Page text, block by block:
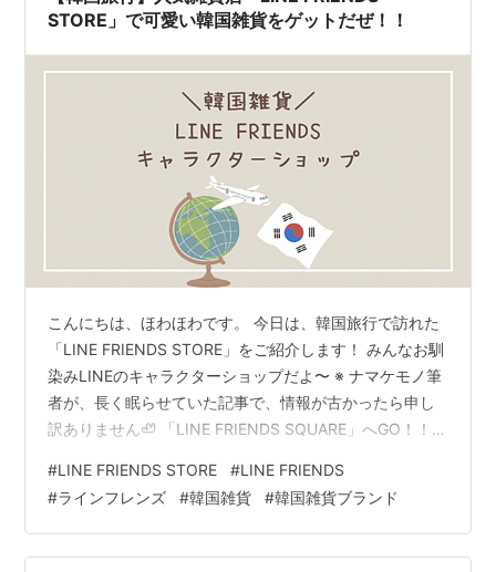
STORE」で可愛い韓国雑貨をゲットだぜ！！
こんにちは、ほわほわです。 今日は、韓国旅行で訪れた
「LINE FRIENDS STORE」をご紹介します！ みんなお馴
染みLINEのキャラクターショップだよ〜 ※ ナマケモノ筆
者が、長く眠らせていた記事で、情報が古かったら申し
訳ありません🦥 「LINE FRIENDS SQUARE」へGO！！
GO！！（明洞店） LINEのキャラクターショップはいく
つか店舗がありますが、筆者が行ったのは明洞店！ 中に
入ると... かわいいLINEキャラクターグッズがたくさん！
✨ 数回建てでグッズが豊富に取り揃えてあり、見るだけ
#LINE FRIENDS STORE #LINE FRIENDS
#ラインフレンズ #韓国雑貨 #韓国雑貨ブランド